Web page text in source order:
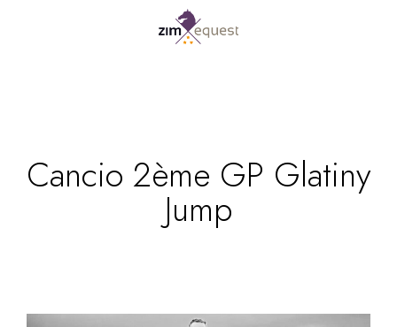
Cancio 2ème GP Glatiny
Jump